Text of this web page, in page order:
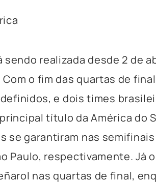
realizada desde 2 de
o fim das quartas de
e dois times
título da América do
se garantiram nas
Paulo, respectivamente. Já o
nas quartas de final,